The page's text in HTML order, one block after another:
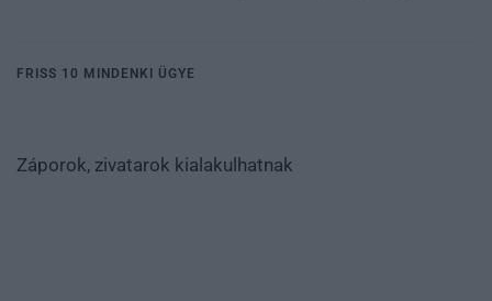
FRISS 10 MINDENKI ÜGYE
Záporok, zivatarok kialakulhatnak